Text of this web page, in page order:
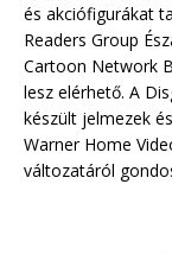
és akciófigurákat
Readers Group
Cartoon Network
lesz elérhető. A
készült jelmezek
Warner Home
változatáról